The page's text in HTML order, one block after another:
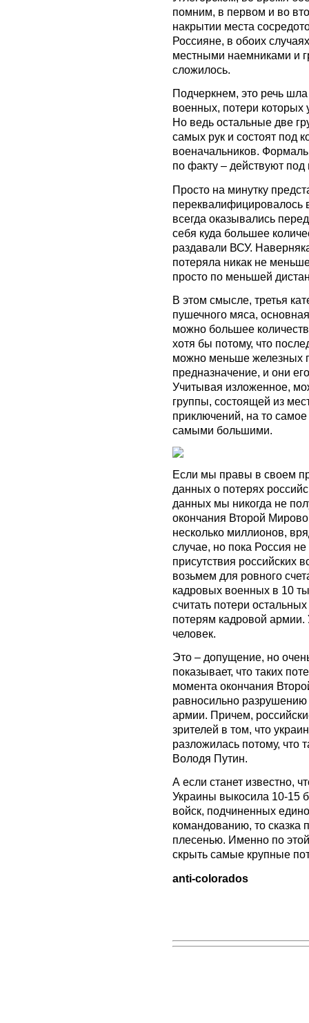
помним, в первом и во
накрытии места
Россияне, в обоих
местными наемниками и
сложилось.
Подчеркнем, это речь
военных, потери которых
Но ведь остальные две
самых рук и состоят под
военачальников.
по факту – действуют
Просто на минутку
переквалифицировалось
всегда оказывались
себя куда большее
раздавали ВСУ.
потеряла никак не
просто по меньшей
В этом смысле, третья
пушечного мяса,
можно большее
хотя бы потому, что
можно меньше железных
предназначение, и они
Учитывая изложенное,
группы, состоящей из
приключений, на то
самыми большими.
Если мы правы в своем
данных о потерях
данных мы никогда не
окончания Второй
несколько миллионов,
случае, но пока Россия
присутствия российских
возьмем для ровного
кадровых военных в 10
считать потери
потерям кадровой армии.
человек.
Это – допущение, но
показывает, что таких
момента окончания
равносильно
армии. Причем,
зрителей в том, что
разложилась потому, что
Володя Путин.
А если станет известно,
Украины выкосила 10-15
войск, подчиненных
командованию, то сказка
плесенью. Именно по
скрыть самые крупные
anti-colorados